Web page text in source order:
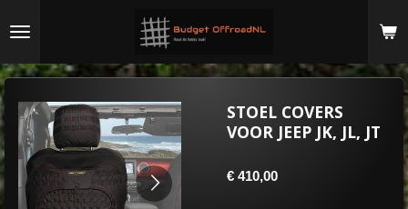
direct
de
STOEL COVERS
VOOR JEEP JK, JL, JT
€ 410,00